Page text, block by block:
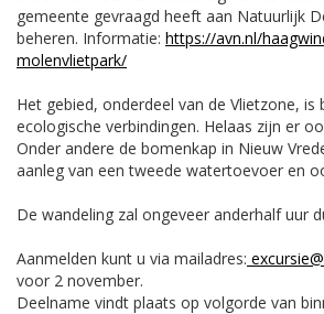
gemeente gevraagd heeft aan Natuurlijk
beheren. Informatie: https://avn.nl/
molenvlietpark/
Het gebied, onderdeel van de Vlietzone, is
ecologische verbindingen. Helaas zijn er
Onder andere de bomenkap in Nieuw
aanleg van een tweede watertoevoer en
De wandeling zal ongeveer anderhalf uur
Aanmelden kunt u via mailadres:
voor 2 november.
Deelname vindt plaats op volgorde van